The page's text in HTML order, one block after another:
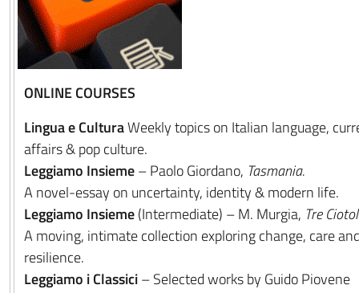
ONLINE COURSES
Lingua e CulturaWeekly topics on Italian language,
affairs & pop culture.
Leggiamo Insieme– Paolo Giordano, Tasmania.
A novel-essay on uncertainty, identity & modern life.
Leggiamo Insieme(Intermediate) – M. Murgia, Tre
A moving, intimate collection exploring change, care
resilience.
Leggiamo i Classici– Selected works by Guido Piovene